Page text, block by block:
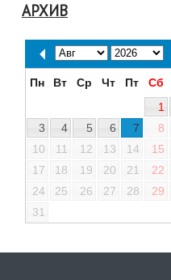
АРХИВ
Пн Вт Ср Чт Пт Сб
1
3
4 5 6 7 8
10
11 12 13 14 15
17
18 19 20 21 22
24
25 26 27 28 29
31